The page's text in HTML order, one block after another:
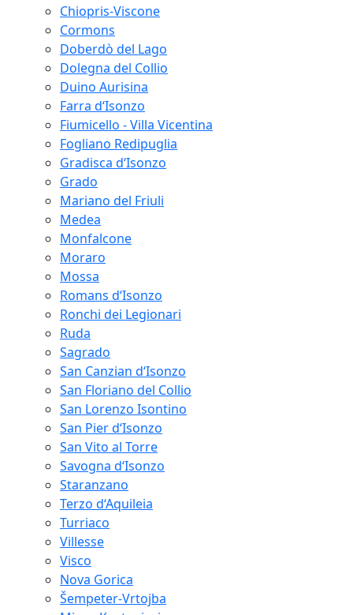
Chiopris-Viscone
Cormons
Doberdò del Lago
Dolegna del Collio
Duino Aurisina
Farra d‘Isonzo
Fiumicello - Villa Vicentina
Fogliano Redipuglia
Gradisca d‘Isonzo
Grado
Mariano del Friuli
Medea
Monfalcone
Moraro
Mossa
Romans d‘Isonzo
Ronchi dei Legionari
Ruda
Sagrado
San Canzian d‘Isonzo
San Floriano del Collio
San Lorenzo Isontino
San Pier d‘Isonzo
San Vito al Torre
Savogna d‘Isonzo
Staranzano
Terzo d‘Aquileia
Turriaco
Villesse
Visco
Nova Gorica
Šempeter-Vrtojba